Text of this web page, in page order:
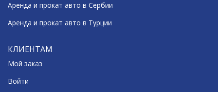
Аренда и прокат авто в Сербии
Аренда и прокат авто в Турции
КЛИЕНТАМ
Мой заказ
Войти